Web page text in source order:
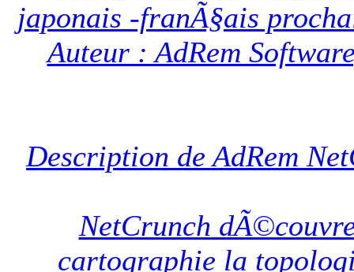
japonais -franÃ§ais
Auteur : AdRem
Description de AdRem
NetCrunch
cartographie la